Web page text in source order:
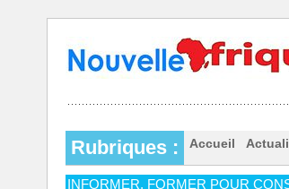
Rubriques : Accueil
INFORMER, FORMER POUR